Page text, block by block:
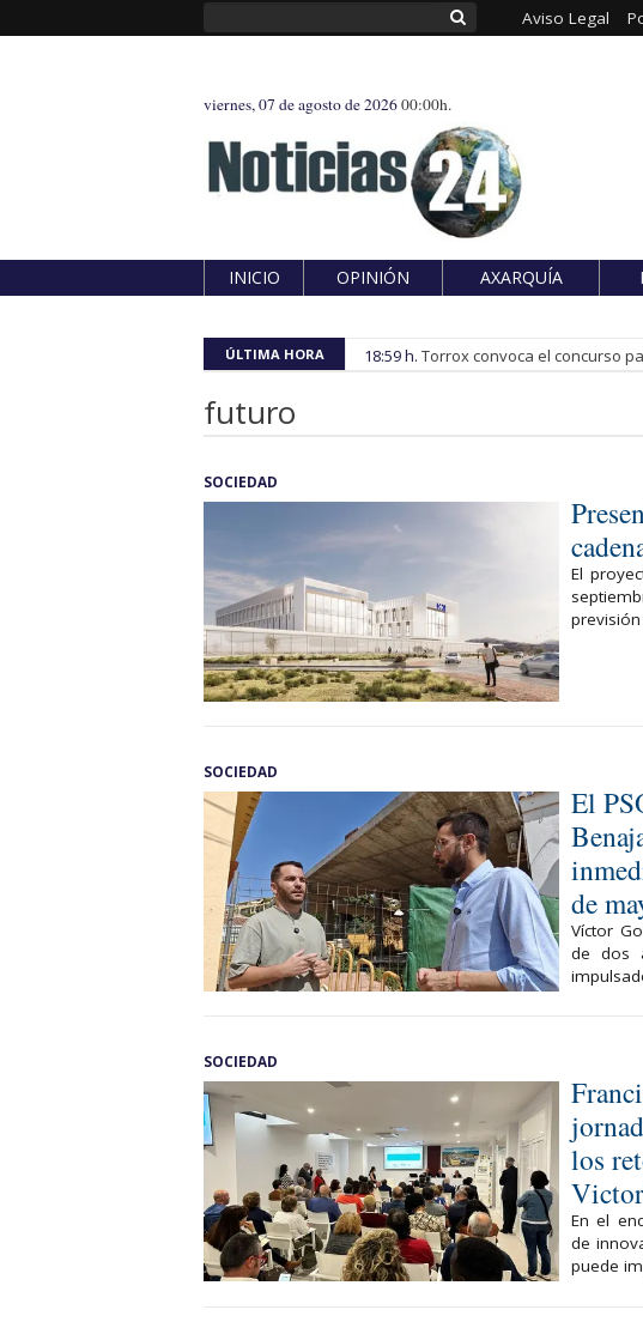
Aviso Legal
viernes, 07 de agosto de 202600:00h.
INICIO OPINIÓN AXARQUÍA
ÚLTIMA HORA 18:59 h. Torrox convoca el concurso
futuro
SOCIEDAD
El
SOCIEDAD
El
de
Víctor
de dos
SOCIEDAD
los
En el
de
puede